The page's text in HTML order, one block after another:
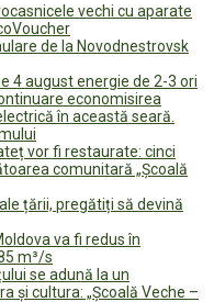
vechi cu aparate
de la Novodnestrovsk
4 august energie de 2-3 ori
economisirea
în această seară.
vor fi restaurate: cinci
comunitară „Școală
țării, pregătiți să devină
va fi redus în
m³/s
se adună la un
și cultura: „Școală Veche –